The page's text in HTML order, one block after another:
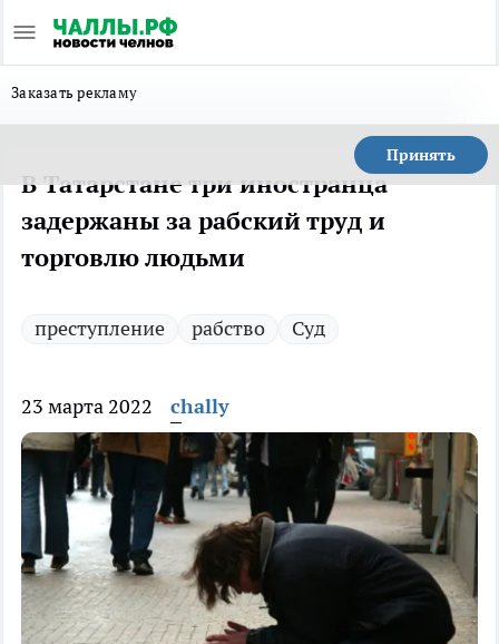
Заказать рекламу
Принять
В Татарстане три иностранца
задержаны за рабский труд и
торговлю людьми
преступление рабство Суд
23 марта 2022 chally